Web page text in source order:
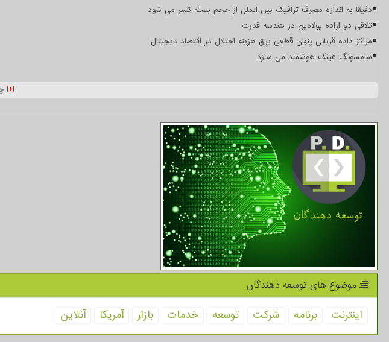
دقیقا به اندازه مصرف ترافیک بین الملل از حجم بسته کسر می شود
تلاقی دو اراده پولادین در هندسه قدرت
مراکز داده قربانی پنهان قطعی برق هزینه اختلال در اقتصاد دیجیتال
سامسونگ عینک هوشمند می سازد
موضوع های توسعه دهندگان
اینترنت برنامه شركت توسعه خدمات بازار آمریكا آنلاین